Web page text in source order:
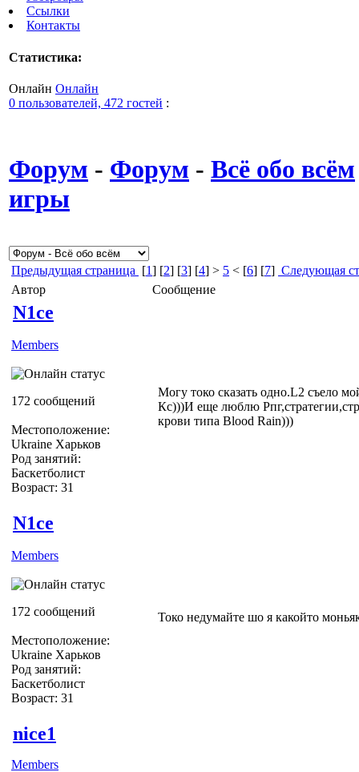
Ссылки
Контакты
Статистика:
Онлайн Онлайн
0 пользователей, 472 гостей :
Форум - Форум - Всё обо всём
игры
Предыдущая страница [1] [2] [3] [4] > 5 < [6] [7] Следующая
Автор
Сообщение
N1ce
Members
172 сообщений
Местоположение:
Ukraine Харьков
Род занятий:
Баскетболист
Возраст: 31
Могу токо сказать одно.L2 съело
Кс)))И еще люблю
крови типа Blood Rain)))
N1ce
Members
172 сообщений
Местоположение:
Ukraine Харьков
Род занятий:
Баскетболист
Возраст: 31
Токо недумайте шо я какойто
nice1
Members